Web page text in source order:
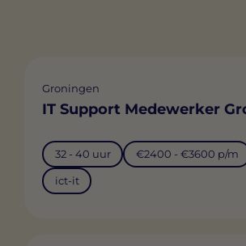
Groningen
IT Support Medewerker
32 - 40 uur €2400 - €3600 p/m
ict-it